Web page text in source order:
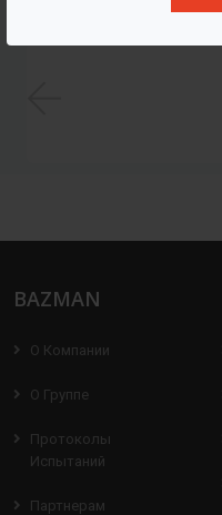
BAZMAN
О Компании
О Группе
Протоколы
Испытаний
Партнерам